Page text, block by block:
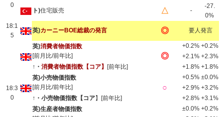
0
ト)住宅販売 △ -
-27.
0%
18:1
5
英)カーニーBOE総裁の発言 ◎ 要人発言
18:3
0
英)消費者物価指数
[前月比/前年比]
◎
+0.2% +0.2%
+2.1% +2.3%
↑・ 消費者物価指数【コア】 [前年比] +1.8% +1.8%
英)小売物価指数
[前月比/前年比]
○
+0.5% ±0.0%
+2.9% +3.2%
↑・小売物価指数【コア】[前年比] +2.8% +3.1%
英)生産者物価指数
±0.0% +0.2%